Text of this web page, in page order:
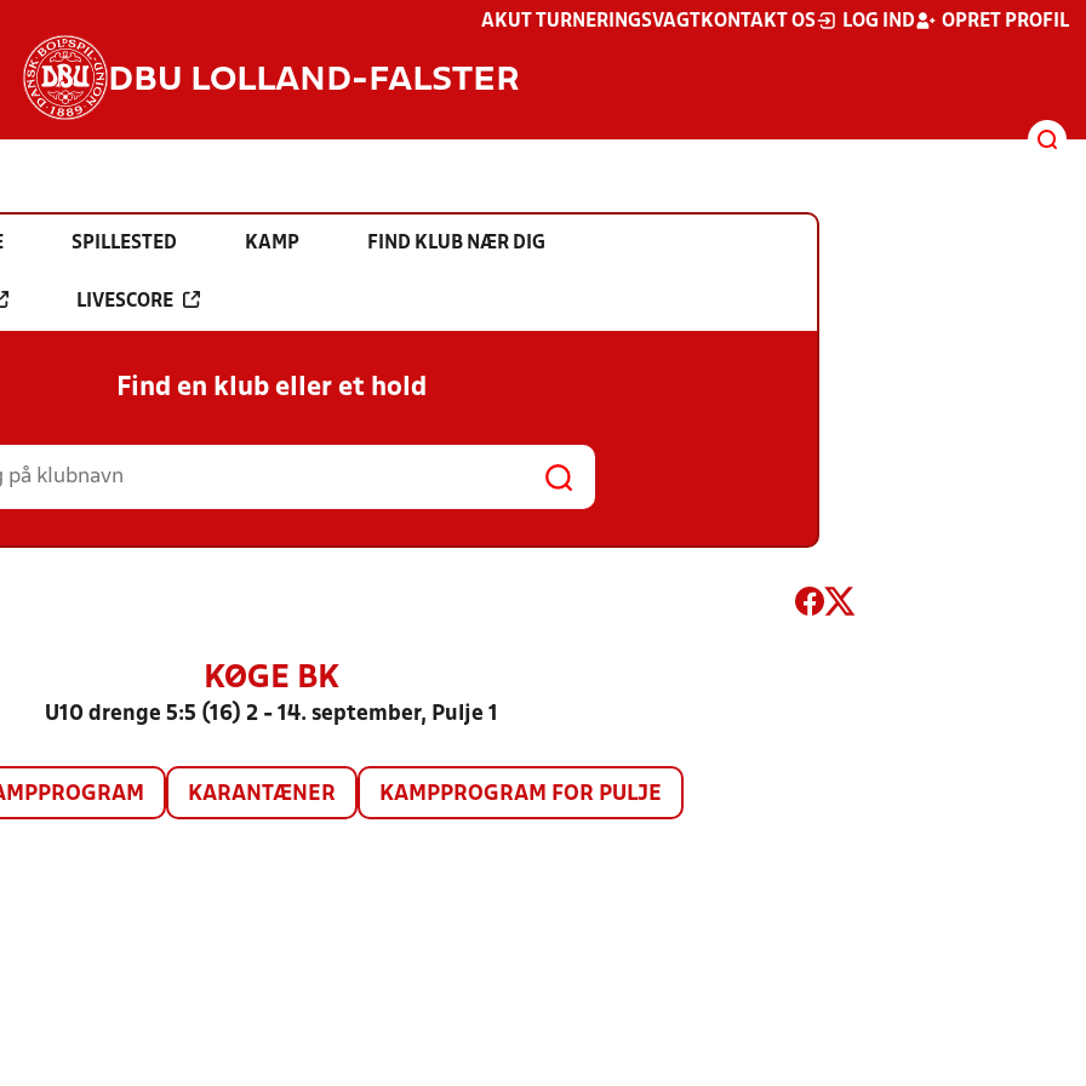
AKUT TURNERINGSVAGT KONTAKT OS LOG IND OPRET PROFIL
DBU LOLLAND-FALSTER
SPILLESTED KAMP FIND KLUB NÆR DIG
LIVESCORE
Find en klub eller et hold
KØGE BK
U10 drenge 5:5 (16) 2 - 14. september, Pulje 1
KARANTÆNER KAMPPROGRAM FOR PULJE